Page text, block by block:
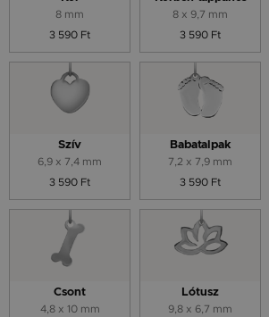
8 mm
3 590 Ft
8 x 9,7 mm
3 590 Ft
Szív
6,9 x 7,4 mm
3 590 Ft
Babatalpak
7,2 x 7,9 mm
3 590 Ft
Csont
4,8 x 10 mm
Lótusz
9,8 x 6,7 mm